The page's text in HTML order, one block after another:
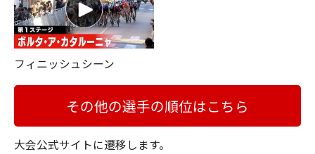
フィニッシュシーン
その他の選手の順位はこちら
大会公式サイトに遷移します。